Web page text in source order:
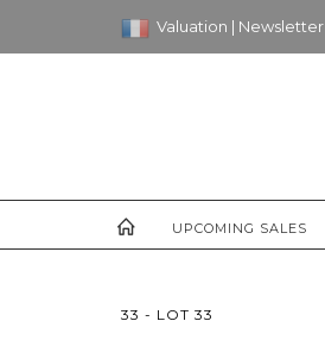
Valuation | Newsletter
UPCOMING SALES
33 - LOT 33